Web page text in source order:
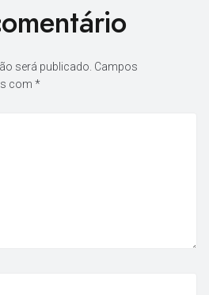
será publicado. Campos
com *